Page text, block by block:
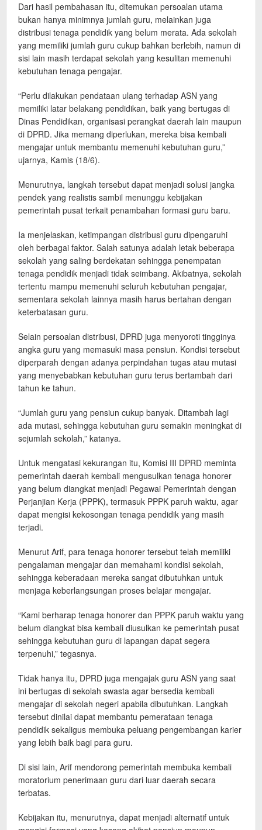
Dari hasil pembahasan itu, ditemukan persoalan utama
bukan hanya minimnya jumlah guru, melainkan juga
distribusi tenaga pendidik yang belum merata. Ada sekolah
yang memiliki jumlah guru cukup bahkan berlebih, namun di
sisi lain masih terdapat sekolah yang kesulitan memenuhi
kebutuhan tenaga pengajar.
“Perlu dilakukan pendataan ulang terhadap ASN yang
memiliki latar belakang pendidikan, baik yang bertugas di
Dinas Pendidikan, organisasi perangkat daerah lain maupun
di DPRD. Jika memang diperlukan, mereka bisa kembali
mengajar untuk membantu memenuhi kebutuhan guru,”
ujarnya, Kamis (18/6).
Menurutnya, langkah tersebut dapat menjadi solusi jangka
pendek yang realistis sambil menunggu kebijakan
pemerintah pusat terkait penambahan formasi guru baru.
Ia menjelaskan, ketimpangan distribusi guru dipengaruhi
oleh berbagai faktor. Salah satunya adalah letak beberapa
sekolah yang saling berdekatan sehingga penempatan
tenaga pendidik menjadi tidak seimbang. Akibatnya, sekolah
tertentu mampu memenuhi seluruh kebutuhan pengajar,
sementara sekolah lainnya masih harus bertahan dengan
keterbatasan guru.
Selain persoalan distribusi, DPRD juga menyoroti tingginya
angka guru yang memasuki masa pensiun. Kondisi tersebut
diperparah dengan adanya perpindahan tugas atau mutasi
yang menyebabkan kebutuhan guru terus bertambah dari
tahun ke tahun.
“Jumlah guru yang pensiun cukup banyak. Ditambah lagi
ada mutasi, sehingga kebutuhan guru semakin meningkat di
sejumlah sekolah,” katanya.
Untuk mengatasi kekurangan itu, Komisi III DPRD meminta
pemerintah daerah kembali mengusulkan tenaga honorer
yang belum diangkat menjadi Pegawai Pemerintah dengan
Perjanjian Kerja (PPPK), termasuk PPPK paruh waktu, agar
dapat mengisi kekosongan tenaga pendidik yang masih
terjadi.
Menurut Arif, para tenaga honorer tersebut telah memiliki
pengalaman mengajar dan memahami kondisi sekolah,
sehingga keberadaan mereka sangat dibutuhkan untuk
menjaga keberlangsungan proses belajar mengajar.
“Kami berharap tenaga honorer dan PPPK paruh waktu yang
belum diangkat bisa kembali diusulkan ke pemerintah pusat
sehingga kebutuhan guru di lapangan dapat segera
terpenuhi,” tegasnya.
Tidak hanya itu, DPRD juga mengajak guru ASN yang saat
ini bertugas di sekolah swasta agar bersedia kembali
mengajar di sekolah negeri apabila dibutuhkan. Langkah
tersebut dinilai dapat membantu pemerataan tenaga
pendidik sekaligus membuka peluang pengembangan karier
yang lebih baik bagi para guru.
Di sisi lain, Arif mendorong pemerintah membuka kembali
moratorium penerimaan guru dari luar daerah secara
terbatas.
Kebijakan itu, menurutnya, dapat menjadi alternatif untuk